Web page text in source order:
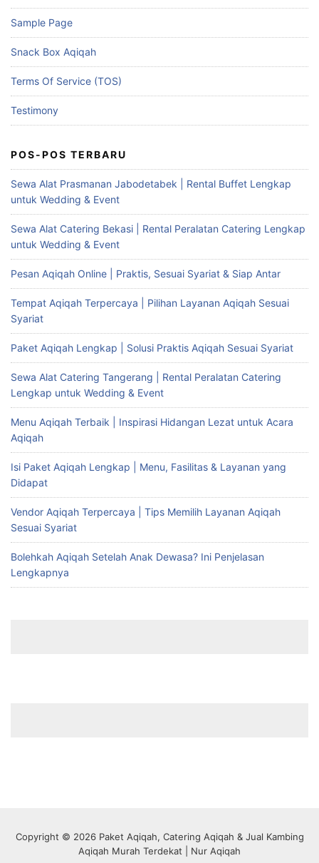
Sample Page
Snack Box Aqiqah
Terms Of Service (TOS)
Testimony
POS-POS TERBARU
Sewa Alat Prasmanan Jabodetabek | Rental Buffet Lengkap
untuk Wedding & Event
Sewa Alat Catering Bekasi | Rental Peralatan Catering Lengkap
untuk Wedding & Event
Pesan Aqiqah Online | Praktis, Sesuai Syariat & Siap Antar
Tempat Aqiqah Terpercaya | Pilihan Layanan Aqiqah Sesuai
Syariat
Paket Aqiqah Lengkap | Solusi Praktis Aqiqah Sesuai Syariat
Sewa Alat Catering Tangerang | Rental Peralatan Catering
Lengkap untuk Wedding & Event
Menu Aqiqah Terbaik | Inspirasi Hidangan Lezat untuk Acara
Aqiqah
Isi Paket Aqiqah Lengkap | Menu, Fasilitas & Layanan yang
Didapat
Vendor Aqiqah Terpercaya | Tips Memilih Layanan Aqiqah
Sesuai Syariat
Bolehkah Aqiqah Setelah Anak Dewasa? Ini Penjelasan
Lengkapnya
Copyright © 2026 Paket Aqiqah, Catering Aqiqah & Jual Kambing
Aqiqah Murah Terdekat | Nur Aqiqah